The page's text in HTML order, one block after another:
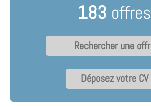
183 offres
Déposez votre CV